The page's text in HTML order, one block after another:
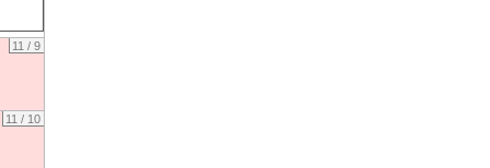
11 / 9
11 / 10